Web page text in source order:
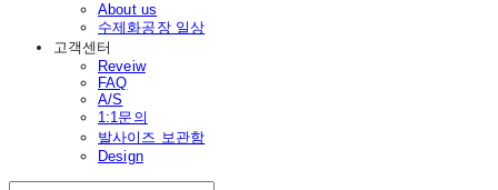
About us
수제화공장 일상
고객센터
Reveiw
FAQ
A/S
1:1문의
발사이즈 보관함
Design